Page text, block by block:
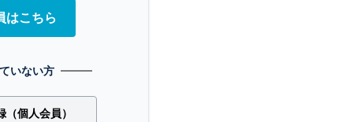
はこちら
いない方
個人会員）